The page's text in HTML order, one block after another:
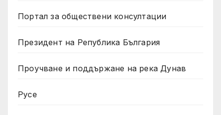
Портал за обществени консултации
Президент на Република България
Проучване и поддържане на река Дунав
Русе